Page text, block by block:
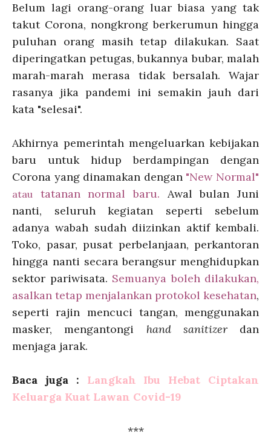
Belum lagi orang-orang luar biasa yang tak
takut Corona, nongkrong berkerumun hingga
puluhan orang masih tetap dilakukan. Saat
diperingatkan petugas, bukannya bubar, malah
marah-marah merasa tidak bersalah. Wajar
rasanya jika pandemi ini semakin jauh dari
kata "selesai".
Akhirnya pemerintah mengeluarkan kebijakan
baru untuk hidup berdampingan dengan
Corona yang dinamakan dengan "New Normal"
atau tatanan normal baru. Awal bulan Juni
nanti, seluruh kegiatan seperti sebelum
adanya wabah sudah diizinkan aktif kembali.
Toko, pasar, pusat perbelanjaan, perkantoran
hingga nanti secara berangsur menghidupkan
sektor pariwisata. Semuanya boleh dilakukan,
asalkan tetap menjalankan protokol kesehatan,
seperti rajin mencuci tangan, menggunakan
masker, mengantongi hand sanitizerdan
menjaga jarak.
Baca juga : Langkah Ibu Hebat Ciptakan
Keluarga Kuat Lawan Covid-19
***